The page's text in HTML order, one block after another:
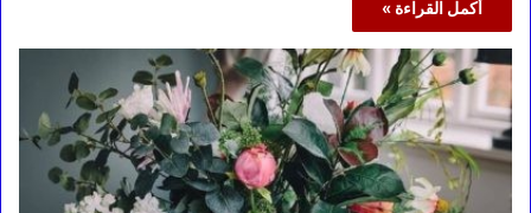
أكمل القراءة »